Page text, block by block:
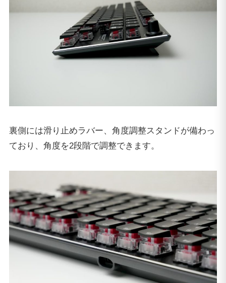
裏側には滑り止めラバー、角度調整スタンドが備わっ
ており、角度を2段階で調整できます。